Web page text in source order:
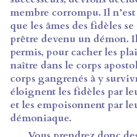
membre corrompu. Il
que les âmes des fidèles
prêtre devenu un démon.
permis, pour cacher les
naître dans le corps
corps gangrenés à y
éloignent les fidèles par
et les empoisonnent par
démoniaque.